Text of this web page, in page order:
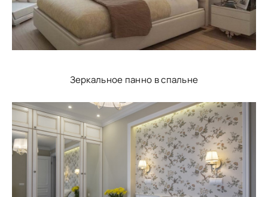
Зеркальное панно в спальне